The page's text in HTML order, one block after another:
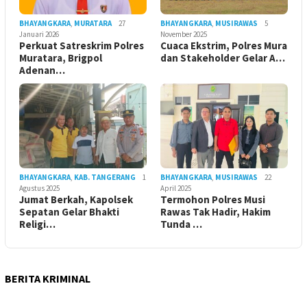
BHAYANGKARA, MURATARA
27
Januari 2026
Perkuat Satreskrim Polres
Muratara, Brigpol
Adenan…
BHAYANGKARA, MUSIRAWAS
5
November 2025
Cuaca Ekstrim, Polres Mura
dan Stakeholder Gelar A…
BHAYANGKARA, KAB. TANGERANG
1
Agustus 2025
Jumat Berkah, Kapolsek
Sepatan Gelar Bhakti
Religi…
BHAYANGKARA, MUSIRAWAS
22
April 2025
Termohon Polres Musi
Rawas Tak Hadir, Hakim
Tunda …
BERITA KRIMINAL